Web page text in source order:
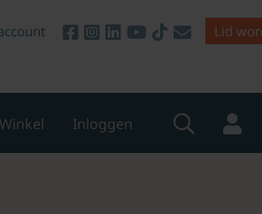
Lid
Winkel Inloggen